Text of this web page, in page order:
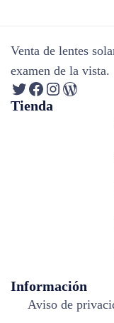
Venta de lentes
examen de la vista.
Tienda
Información
Aviso de